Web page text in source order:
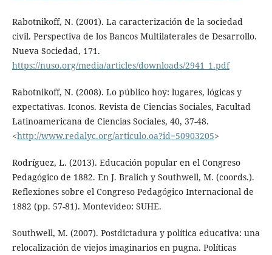
Rabotnikoff, N. (2001). La caracterización de la sociedad
civil. Perspectiva de los Bancos Multilaterales de Desarrollo.
Nueva Sociedad, 171.
https://nuso.org/media/articles/downloads/2941_1.pdf
Rabotnikoff, N. (2008). Lo público hoy: lugares, lógicas y
expectativas. Iconos. Revista de Ciencias Sociales, Facultad
Latinoamericana de Ciencias Sociales, 40, 37-48.
<http://www.redalyc.org/articulo.oa?id=50903205>
Rodríguez, L. (2013). Educación popular en el Congreso
Pedagógico de 1882. En J. Bralich y Southwell, M. (coords.).
Reflexiones sobre el Congreso Pedagógico Internacional de
1882 (pp. 57-81). Montevideo: SUHE.
Southwell, M. (2007). Postdictadura y política educativa: una
relocalización de viejos imaginarios en pugna. Políticas